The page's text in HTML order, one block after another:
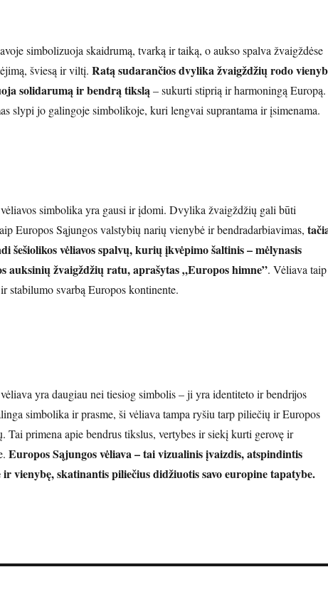
simbolizuoja skaidrumą, tvarką ir taiką, o aukso spalva žvaigždėse
šviesą ir viltį. Ratą sudarančios dvylika žvaigždžių rodo
solidarumą ir bendrą tikslą– sukurti stiprią ir harmoningą Europą.
slypi jo galingoje simbolikoje, kuri lengvai suprantama ir įsimenama.
simbolika yra gausi ir įdomi. Dvylika žvaigždžių gali būti
Europos Sąjungos valstybių narių vienybė ir bendradarbiavimas,
šešiolikos vėliavos spalvų, kurių įkvėpimo šaltinis – mėlynasis
auksinių žvaigždžių ratu, aprašytas „Europos himne”. Vėliava taip
stabilumo svarbą Europos kontinente.
yra daugiau nei tiesiog simbolis – ji yra identiteto ir bendrijos
simbolika ir prasme, ši vėliava tampa ryšiu tarp piliečių ir Europos
Tai primena apie bendrus tikslus, vertybes ir siekį kurti gerovę ir
Europos Sąjungos vėliava – tai vizualinis įvaizdis, atspindintis
vienybę, skatinantis piliečius didžiuotis savo europine tapatybe.